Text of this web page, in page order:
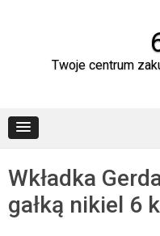
Twoje centrum
Wkładka
gałką nikiel 6